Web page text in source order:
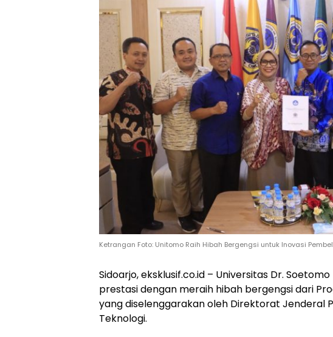
Ketrangan Foto: Unitomo Raih Hibah Bergengsi untuk Inovasi
Sidoarjo, eksklusif.co.id – Universitas Dr.
prestasi dengan meraih hibah bergengsi dari
yang diselenggarakan oleh Direktorat Jenderal
Teknologi.